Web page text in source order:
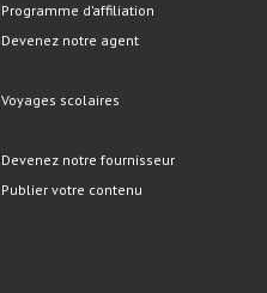
Programme d’affiliation
Devenez notre agent
Voyages scolaires
Devenez notre fournisseur
Publier votre contenu